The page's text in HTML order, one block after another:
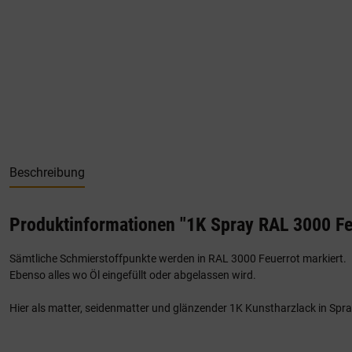
Beschreibung
Produktinformationen "1K Spray RAL 3000
Sämtliche Schmierstoffpunkte werden in RAL 3000 Feuerrot markiert.
Ebenso alles wo Öl eingefüllt oder abgelassen wird.
Hier als matter, seidenmatter und glänzender 1K Kunstharzlack in